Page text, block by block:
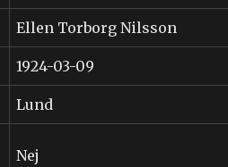
Ellen Torborg Nilsson
1924-03-09
Lund
Nej